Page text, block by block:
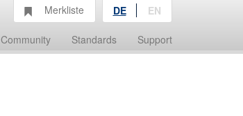
Community Standards Support
Merkliste DE EN